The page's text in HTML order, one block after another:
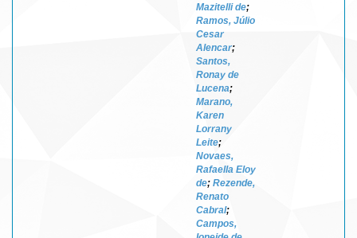
Mazitelli de;
Ramos, Júlio
Cesar
Alencar;
Santos,
Ronay de
Lucena;
Marano,
Karen
Lorrany
Leite;
Novaes,
Rafaella Eloy
de; Rezende,
Renato
Cabral;
Campos,